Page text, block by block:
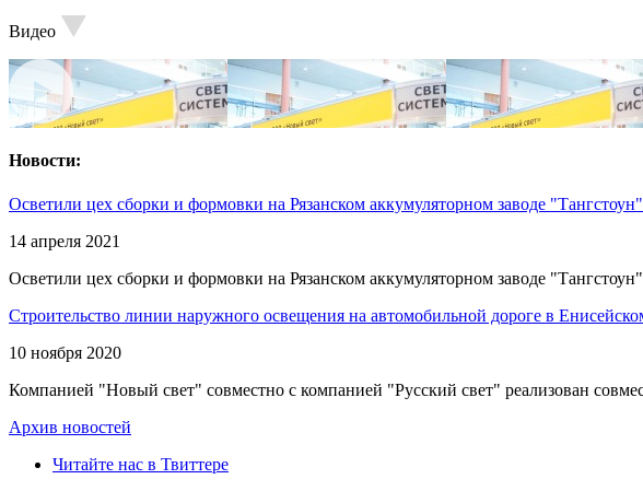
Видео
Новости:
Осветили цех сборки и формовки на Рязанском аккумуляторном заводе "Тангстоун"
14 апреля 2021
Осветили цех сборки и формовки на Рязанском аккумуляторном заводе
Строительство линии наружного освещения на автомобильной дороге в
10 ноября 2020
Компанией "Новый свет" совместно с компанией "Русский свет" реализован
Архив новостей
Читайте нас в Твиттере